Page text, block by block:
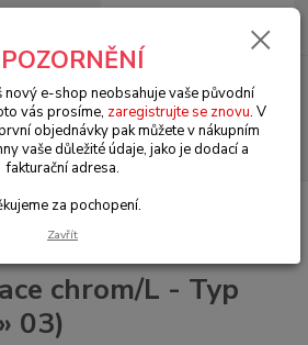
Menu
Hledat
0 Kč
» 03) Interiér (Interior)
chrom/L - Typ
03)
nový e-shop neobsahuje vaše původní
vás prosíme, zaregistrujte se znovu. V
objednávky pak můžete v nákupním
vaše důležité údaje, jako je dodací a
fakturační adresa.
za pochopení.
Zavřít